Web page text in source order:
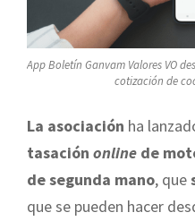
App Boletín Ganvam Valores VO
cotización de
La asociación ha
tasación online de
de segunda mano, que
que se pueden hacer